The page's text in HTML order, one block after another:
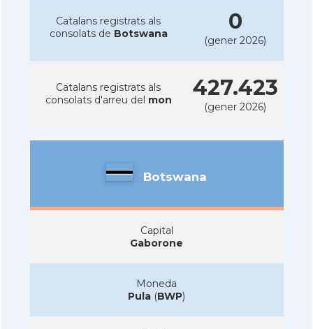
Catalans registrats als
consolats de Botswana 0
(gener 2026)
Catalans registrats als
consolats d'arreu del mon 427.423
(gener 2026)
Botswana
Capital
Gaborone
Moneda
Pula (BWP)